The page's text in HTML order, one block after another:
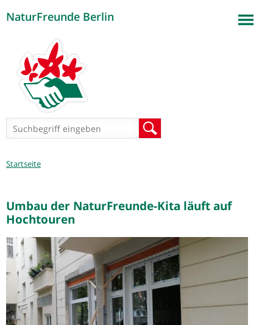
NaturFreunde Berlin
Suchformular
Sie
Startseite
Umbau der NaturFreunde-Kita läuft auf
Hochtouren